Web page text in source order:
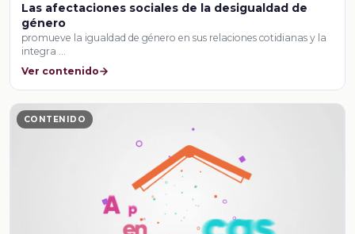
Las afectaciones sociales de la desigualdad de
género
promueve la igualdad de género en sus relaciones cotidianas y la
integra …
Ver contenido
CONTENIDO